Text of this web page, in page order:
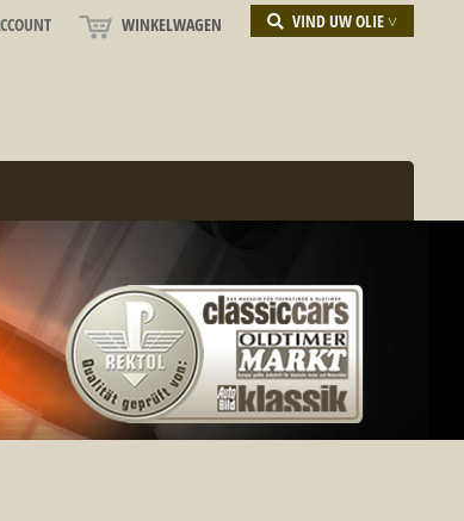
WINKELWAGEN VIND UW OLIE ˅